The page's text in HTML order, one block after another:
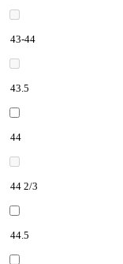
43-44
43.5
44
44 2/3
44.5